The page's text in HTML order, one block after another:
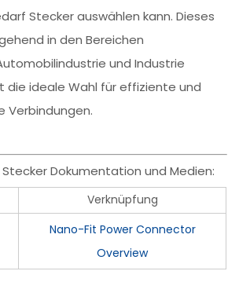
Stecker auswählen kann. Dieses
in den Bereichen
und Industrie
die ideale Wahl für effiziente und
Verbindungen.
Stecker Dokumentation und Medien:
Verknüpfung
Nano-Fit Power Connector
Overview